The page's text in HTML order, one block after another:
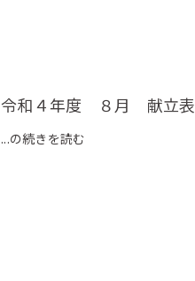
令和４年度 ８月 献立表
...の続きを読む